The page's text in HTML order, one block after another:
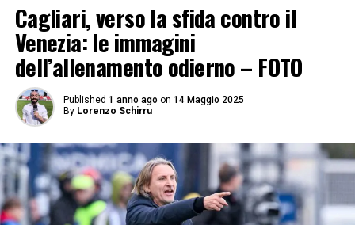
Cagliari, verso la sfida contro il
Venezia: le immagini
dell’allenamento odierno – FOTO
Published 1 anno ago on 14 Maggio 2025
By Lorenzo Schirru